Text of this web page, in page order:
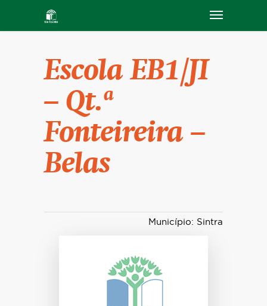
Escola EB1/JI
– Qt.ª
Fonteireira –
Belas
Município: Sintra